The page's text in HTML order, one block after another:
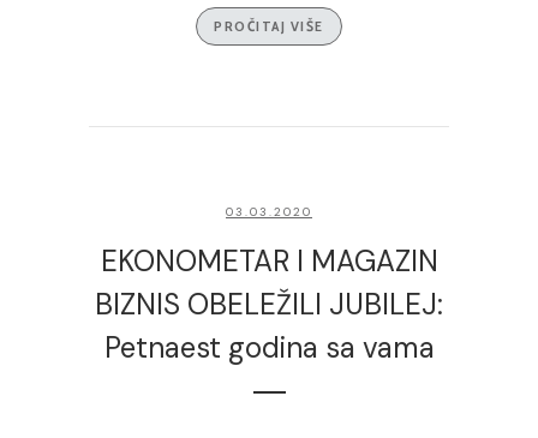
PROČITAJ VIŠE
03.03.2020
EKONOMETAR I MAGAZIN
BIZNIS OBELEŽILI JUBILEJ:
Petnaest godina sa vama